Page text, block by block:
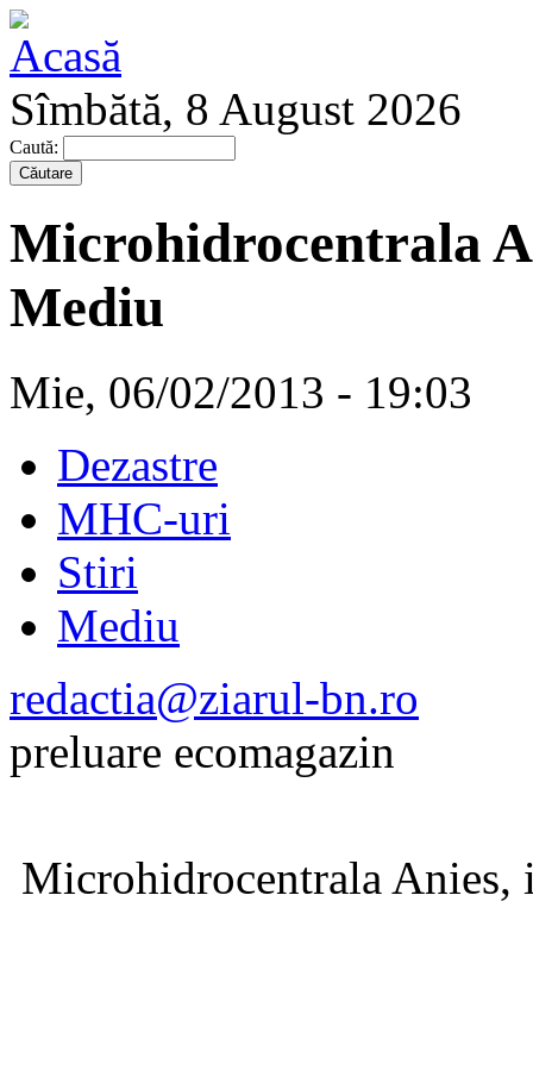
Sîmbătă, 8 August 2026
Caută:
Microhidrocentrala
Mediu
Mie, 06/02/2013 - 19:03
Dezastre
MHC-uri
Stiri
Mediu
redactia@ziarul-bn.ro
preluare ecomagazin
Microhidrocentrala Anies,